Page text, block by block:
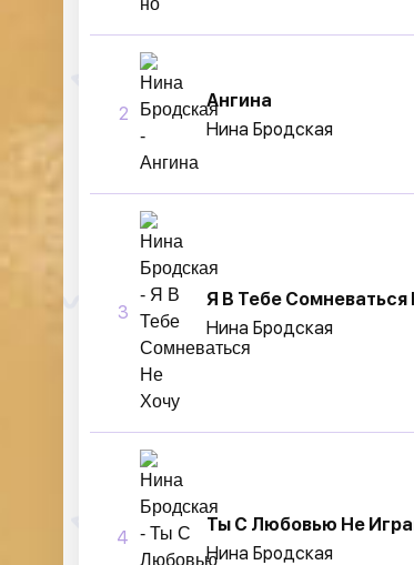
2
Ангина
Нина Бродская
3
Я В Тебе Сомневаться
Нина Бродская
4
Ты С Любовью Не
Нина Бродская